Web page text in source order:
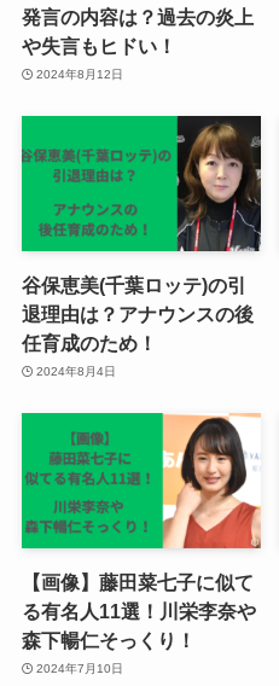
発言の内容は？過去の炎上
や失言もヒドい！
2024年8月12日
谷保恵美(千葉ロッテ)の引
退理由は？アナウンスの後
任育成のため！
2024年8月4日
【画像】藤田菜七子に似て
る有名人11選！川栄李奈や
森下暢仁そっくり！
2024年7月10日